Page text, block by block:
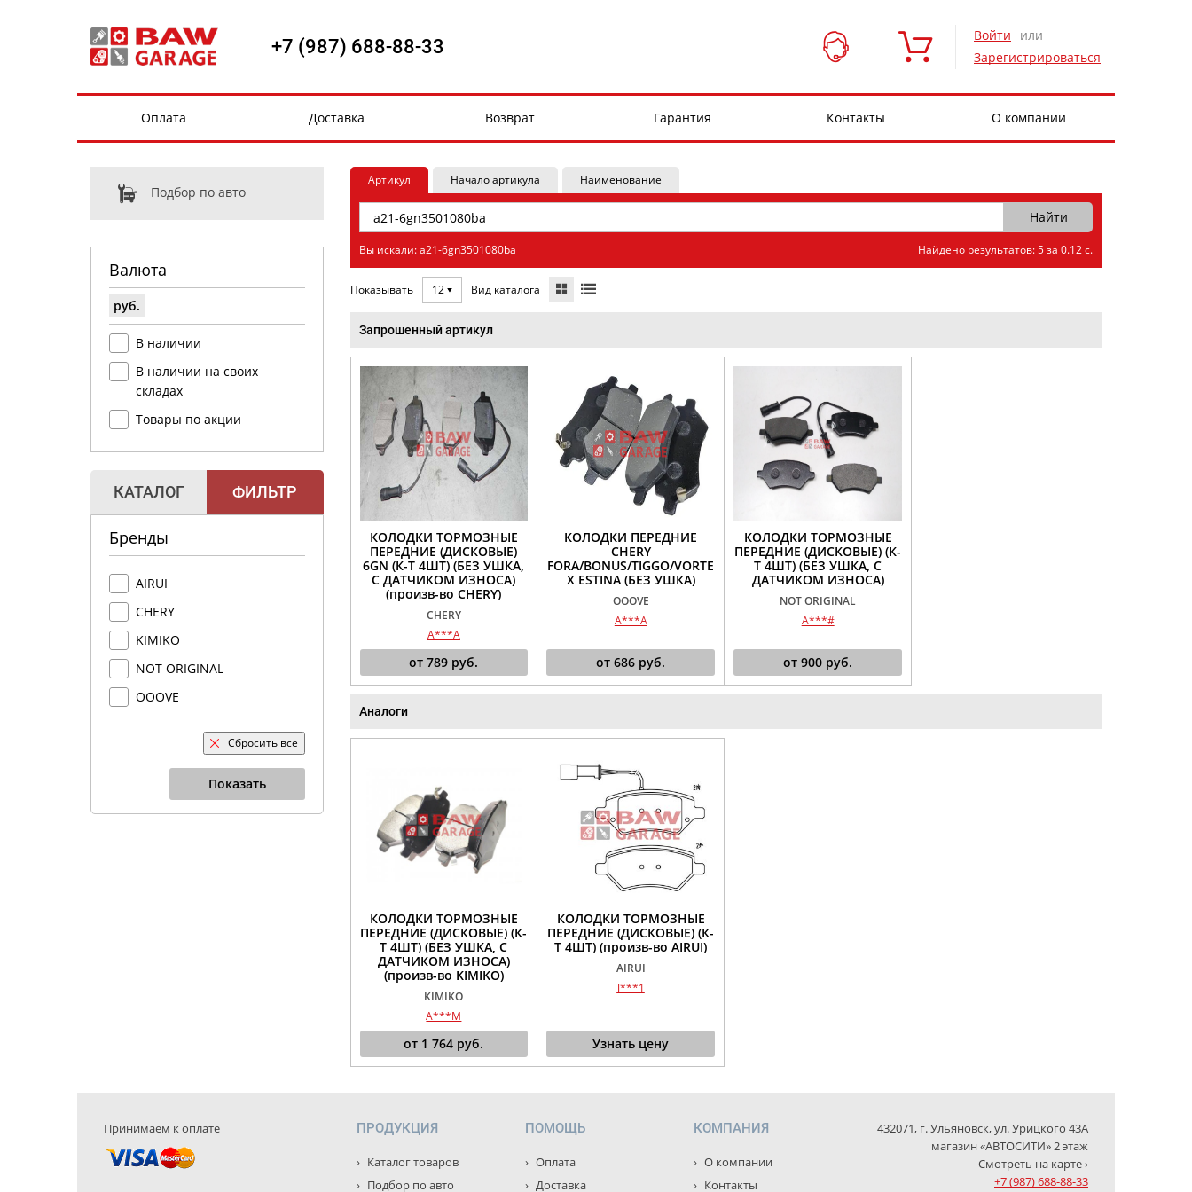
+7 (987) 688-88-33 Войти
или
Зарегистрироваться
Оплата Доставка Возврат Гарантия Контакты О компании
Подбор по авто
Валюта
руб.
В наличии
В наличии на своих
складах
Товары по акции
КАТАЛОГ ФИЛЬТР
Бренды
AIRUI
CHERY
KIMIKO
NOT ORIGINAL
OOOVE
Сбросить все
Показать
Артикул Начало артикула Наименование
Вы искали: a21-6gn3501080ba Найдено результатов: 5 за 0.12 с.
Показывать 12 Вид каталога
Запрошенный артикул
КОЛОДКИ ТОРМОЗНЫЕ
ПЕРЕДНИЕ (ДИСКОВЫЕ)
6GN (К-Т 4ШТ) (БЕЗ УШКА,
С ДАТЧИКОМ ИЗНОСА)
(произв-во CHERY)
CHERY
A***A
от789 руб.
КОЛОДКИ ПЕРЕДНИЕ
CHERY
FORA/BONUS/TIGGO/VORTE
X ESTINA (БЕЗ УШКА)
OOOVE
A***A
от686 руб.
КОЛОДКИ ТОРМОЗНЫЕ
ПЕРЕДНИЕ (ДИСКОВЫЕ) (К-
Т 4ШТ) (БЕЗ УШКА, С
ДАТЧИКОМ ИЗНОСА)
NOT ORIGINAL
A***#
от900 руб.
Аналоги
КОЛОДКИ ТОРМОЗНЫЕ
ПЕРЕДНИЕ (ДИСКОВЫЕ) (К-
Т 4ШТ) (БЕЗ УШКА, С
ДАТЧИКОМ ИЗНОСА)
(произв-во KIMIKO)
KIMIKO
A***M
от 1 764 руб.
КОЛОДКИ ТОРМОЗНЫЕ
ПЕРЕДНИЕ (ДИСКОВЫЕ) (К-
Т 4ШТ) (произв-во AIRUI)
AIRUI
J***1
Узнать цену
Принимаем к оплате ПРОДУКЦИЯ
Каталог товаров
Подбор по авто
ПОМОЩЬ
Оплата
Доставка
КОМПАНИЯ
О компании
Контакты
432071, г. Ульяновск, ул. Урицкого 43А
магазин «АВТОСИТИ» 2 этаж
Смотреть на карте ›
+7 (987) 688-88-33